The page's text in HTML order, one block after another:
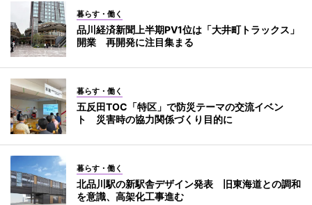
暮らす・働く
品川経済新聞上半期PV1位は「大井町トラックス」
開業 再開発に注目集まる
暮らす・働く
五反田TOC「特区」で防災テーマの交流イベン
ト 災害時の協力関係づくり目的に
暮らす・働く
北品川駅の新駅舎デザイン発表 旧東海道との調和
を意識、高架化工事進む